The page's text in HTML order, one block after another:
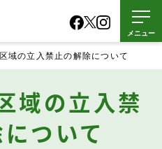
メニュー
域の立入禁止の解除について
域の立入禁
ついて